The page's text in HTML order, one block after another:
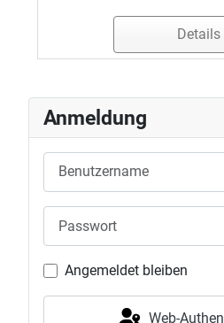
Details
Anmeldung
Benutzername
Angemeldet bleiben
Web-